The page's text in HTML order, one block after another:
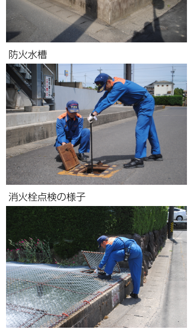
防火水槽
消火栓点検の様子